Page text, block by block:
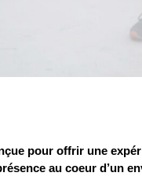
pour offrir une
au coeur d’un